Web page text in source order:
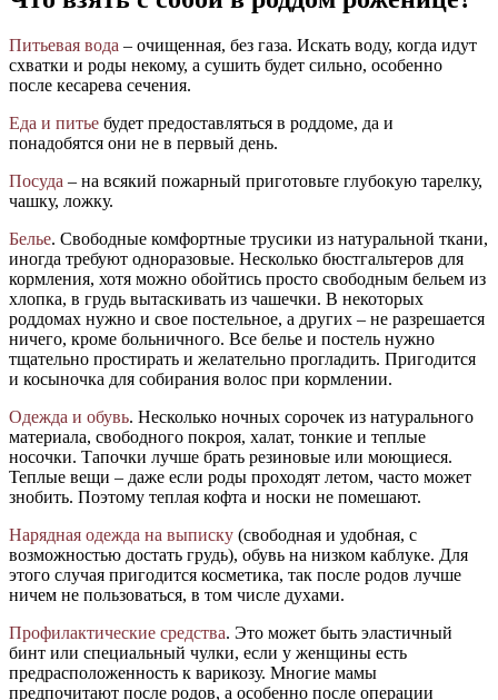
Питьевая вода – очищенная, без газа. Искать воду, когда идут
схватки и роды некому, а сушить будет сильно, особенно
после кесарева сечения.
Еда и питье будет предоставляться в роддоме, да и
понадобятся они не в первый день.
Посуда – на всякий пожарный приготовьте глубокую тарелку,
чашку, ложку.
Белье. Свободные комфортные трусики из натуральной ткани,
иногда требуют одноразовые. Несколько бюстгальтеров для
кормления, хотя можно обойтись просто свободным бельем из
хлопка, в грудь вытаскивать из чашечки. В некоторых
роддомах нужно и свое постельное, а других – не разрешается
ничего, кроме больничного. Все белье и постель нужно
тщательно простирать и желательно прогладить. Пригодится
и косыночка для собирания волос при кормлении.
Одежда и обувь. Несколько ночных сорочек из натурального
материала, свободного покроя, халат, тонкие и теплые
носочки. Тапочки лучше брать резиновые или моющиеся.
Теплые вещи – даже если роды проходят летом, часто может
знобить. Поэтому теплая кофта и носки не помешают.
Нарядная одежда на выписку (свободная и удобная, с
возможностью достать грудь), обувь на низком каблуке. Для
этого случая пригодится косметика, так после родов лучше
ничем не пользоваться, в том числе духами.
Профилактические средства. Это может быть эластичный
бинт или специальный чулки, если у женщины есть
предрасположенность к варикозу. Многие мамы
предпочитают после родов, а особенно после операции